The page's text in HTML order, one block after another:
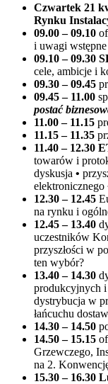
Czwartek 21
Rynku
09.00 – 09.10
i uwagi wstępne
09.10 – 09.30
cele, ambicje i
09.30 – 09.45
09.45 – 11.00
postać
11.00 – 11.15
11.15 – 11.35
11.40 – 12.30
towarów i
dyskusja •
elektronicznego
12.30 – 12.45
na rynku i
12.45 – 13.40
uczestników
przyszłości w
ten wybór?
13.40 – 14.30
produkcyjnych
dystrybucja w
łańcuchu
14.30 – 14.50
14.50 – 15.15
Grzewczego,
na 2.
15.30 – 16.30